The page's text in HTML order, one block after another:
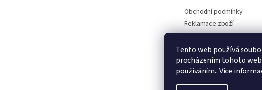
Tento web používá
procházením tohoto
používáním.. Více
Obchodní podmínky
Reklamace zboží
Kontakty
Moje objednávka